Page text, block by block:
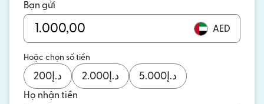
Bạn gửi
AED
Hoặc chọn số tiền
د.إ 200 د.إ 2.000 د.إ 5.000
Họ nhận tiền